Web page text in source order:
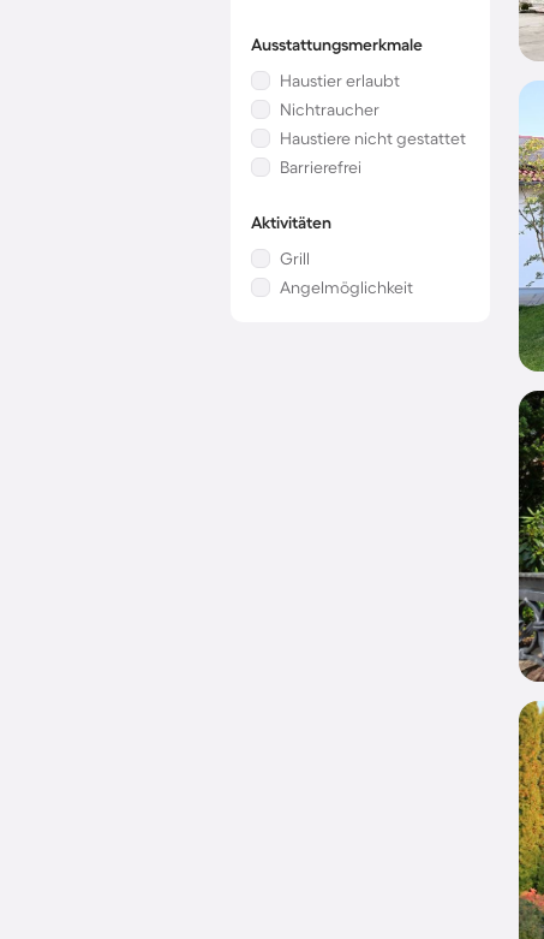
Ausstattungsmerkmale
Haustier erlaubt
Nichtraucher
Haustiere nicht gestattet
Barrierefrei
Aktivitäten
Grill
Angelmöglichkeit